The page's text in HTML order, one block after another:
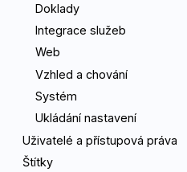
Doklady
Integrace služeb
Web
Vzhled a chování
Systém
Ukládání nastavení
Uživatelé a přístupová práva
Štítky